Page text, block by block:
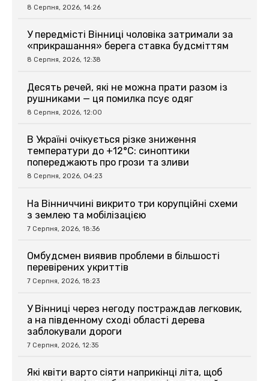
8 Серпня, 2026, 14:26
У передмісті Вінниці чоловіка затримали за
«прикрашання» берега ставка будсміттям
8 Серпня, 2026, 12:38
Десять речей, які не можна прати разом із
рушниками — ця помилка псує одяг
8 Серпня, 2026, 12:00
В Україні очікується різке зниження
температури до +12°C: синоптики
попереджають про грози та зливи
8 Серпня, 2026, 04:23
На Вінниччині викрито три корупційні схеми
з землею та мобілізацією
7 Серпня, 2026, 18:36
Омбудсмен виявив проблеми в більшості
перевірених укриттів
7 Серпня, 2026, 18:23
У Вінниці через негоду постраждав легковик,
а на південному сході області дерева
заблокували дороги
7 Серпня, 2026, 12:35
Які квіти варто сіяти наприкінці літа, щоб